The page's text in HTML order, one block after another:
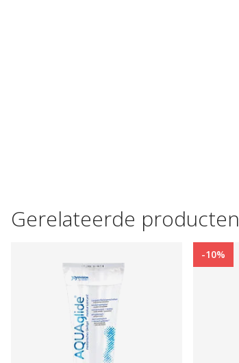
Gerelateerde producten
-10%